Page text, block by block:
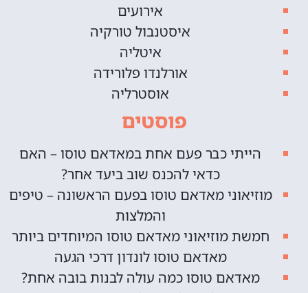
אירועים
איסטנבול טורקיה
איטליה
אורלנדו פלורידה
אוסטרליה
פוסטים
הייתי כבר פעם אחת במאדאם טוסו – האם
כדאי להכנס שוב ביעד אחר?
מוזיאוני מאדאם טוסו בפעם הראשונה – טיפים
והמלצות
חמשת מוזיאוני מאדאם טוסו המיוחדים ביותר
מאדאם טוסו לונדון דרכי הגעה
מאדאם טוסו כמה עולה לבנות בובה אחת?